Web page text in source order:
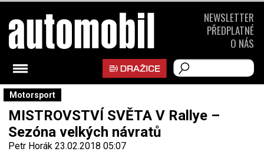
Motorsport
MISTROVSTVÍ SVĚTA V Rallye –
Sezóna velkých návratů
Petr Horák 23.02.2018 05:07
NEWSLETTER
PŘEDPLATNÉ
O NÁS